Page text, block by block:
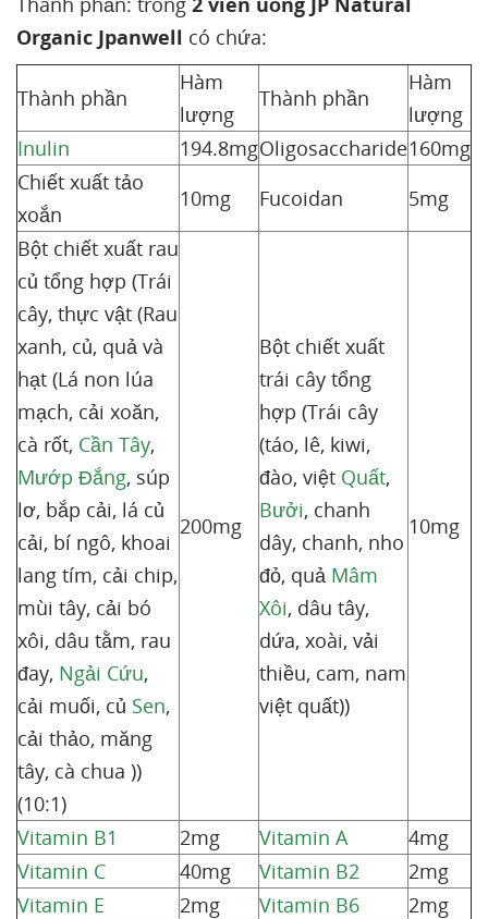
Organic Jpanwell có chứa:
Thành phần
Hàm
lượng
Thành phần
Hàm
lượng
Inulin
194.8mgOligosaccharide160mg
Chiết xuất tảo
xoắn
10mg Fucoidan
5mg
Bột chiết xuất rau
củ tổng hợp (Trái
cây, thực vật (Rau
xanh, củ, quả và
hạt (Lá non lúa
mạch, cải xoăn,
cà rốt, Cần Tây,
Mướp Đắng, súp
lơ, bắp cải, lá củ
cải, bí ngô, khoai
lang tím, cải chip,
mùi tây, cải bó
xôi, dâu tằm, rau
đay, Ngải Cứu,
cải muối, củ Sen,
cải thảo, măng
tây, cà chua ))
(10:1)
200mg
Bột chiết xuất
trái cây tổng
hợp (Trái cây
(táo, lê, kiwi,
đào, việt Quất,
Bưởi, chanh
dây, chanh, nho
đỏ, quả Mâm
Xôi, dâu tây,
dứa, xoài, vải
thiều, cam, nam
việt quất))
10mg
Vitamin B1 2mg Vitamin A
4mg
Vitamin C
40mg Vitamin B2
2mg
Vitamin E
2mg Vitamin B6 2mg